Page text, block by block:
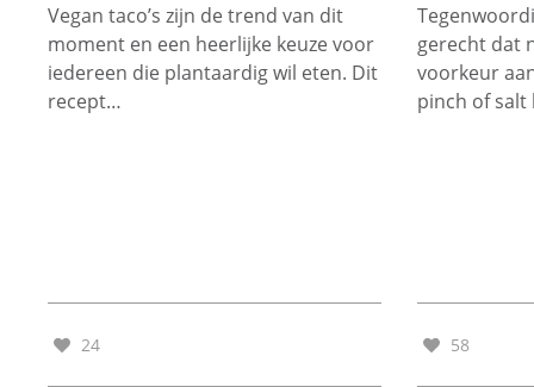
Vegan taco’s zijn de trend van dit
moment en een heerlijke keuze voor
iedereen die plantaardig wil eten. Dit
recept…
24
gerecht dat
voorkeur
pinch of
58